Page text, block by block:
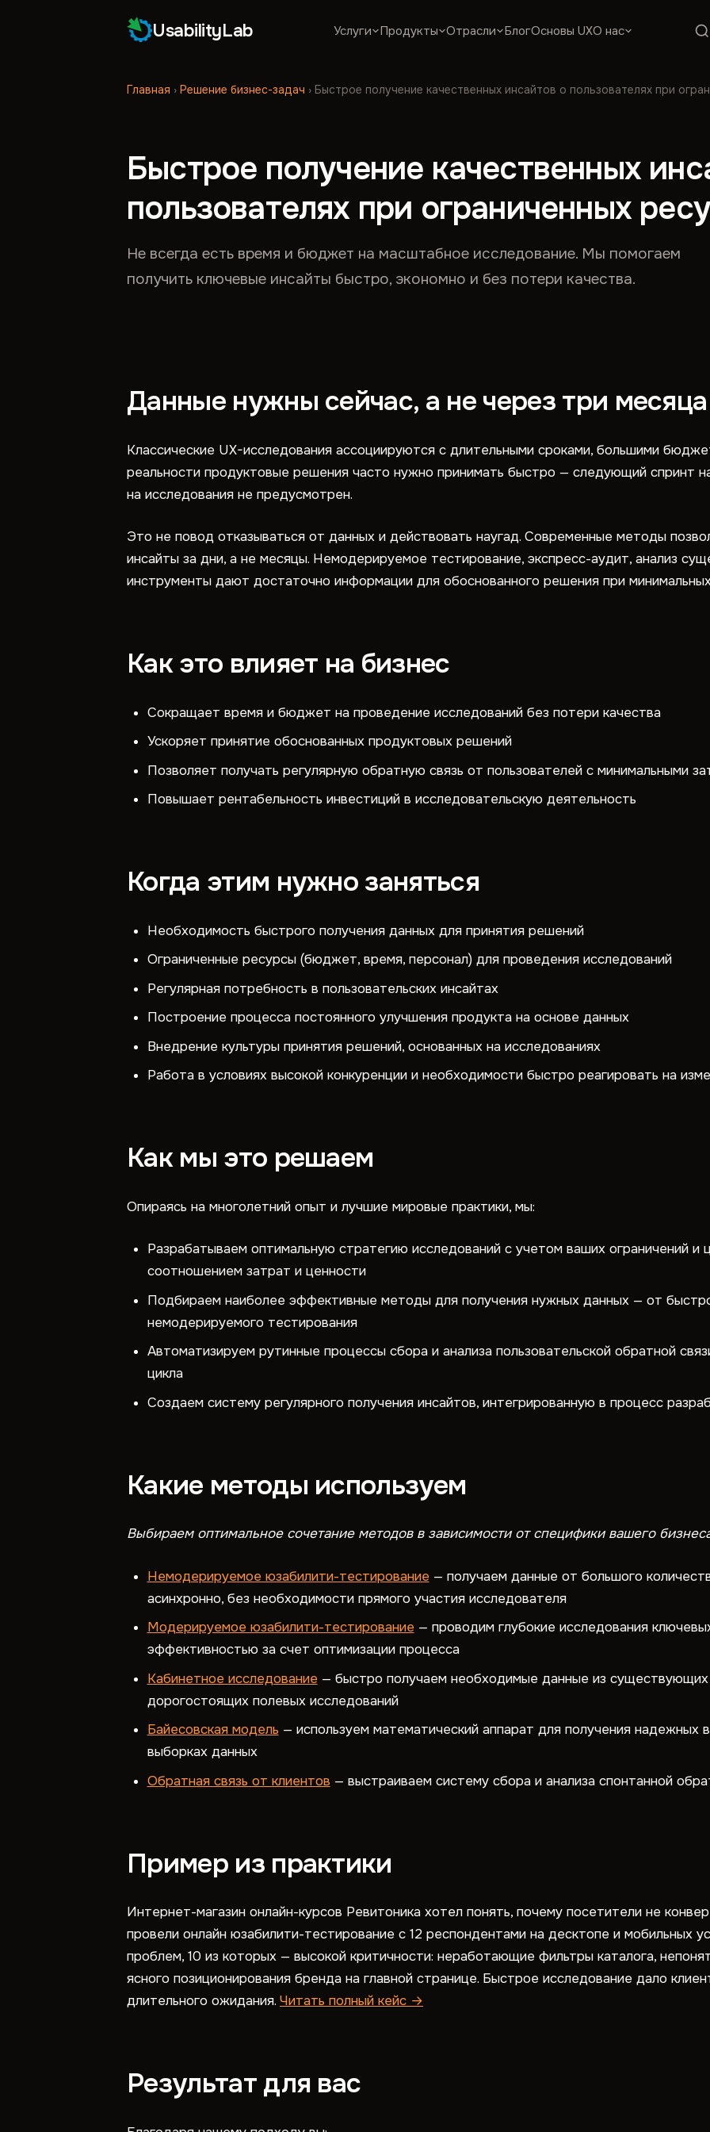
UsabilityLab Услуги Продукты Отрасли БлогОсновы UXО нас
Главная › Решение бизнес-задач › Быстрое получение качественных инсайтов о пользователях при
Быстрое получение качественных
пользователях при ограниченных
Не всегда есть время и бюджет на масштабное исследование. Мы помогаем
получить ключевые инсайты быстро, экономно и без потери качества.
Данные нужны сейчас, а не через три месяца
Классические UX-исследования ассоциируются с длительными сроками, большими
реальности продуктовые решения часто нужно принимать быстро — следующий спринт
на исследования не предусмотрен.
Это не повод отказываться от данных и действовать наугад. Современные методы
инсайты за дни, а не месяцы. Немодерируемое тестирование, экспресс-аудит, анализ
инструменты дают достаточно информации для обоснованного решения при
Как это влияет на бизнес
Сокращает время и бюджет на проведение исследований без потери качества
Ускоряет принятие обоснованных продуктовых решений
Позволяет получать регулярную обратную связь от пользователей с минимальными
Повышает рентабельность инвестиций в исследовательскую деятельность
Когда этим нужно заняться
Необходимость быстрого получения данных для принятия решений
Ограниченные ресурсы (бюджет, время, персонал) для проведения исследований
Регулярная потребность в пользовательских инсайтах
Построение процесса постоянного улучшения продукта на основе данных
Внедрение культуры принятия решений, основанных на исследованиях
Работа в условиях высокой конкуренции и необходимости быстро реагировать на
Как мы это решаем
Опираясь на многолетний опыт и лучшие мировые практики, мы:
Разрабатываем оптимальную стратегию исследований с учетом ваших ограничений
соотношением затрат и ценности
Подбираем наиболее эффективные методы для получения нужных данных — от
немодерируемого тестирования
Автоматизируем рутинные процессы сбора и анализа пользовательской обратной
цикла
Создаем систему регулярного получения инсайтов, интегрированную в процесс
Какие методы используем
Выбираем оптимальное сочетание методов в зависимости от специфики вашего
Немодерируемое юзабилити-тестирование — получаем данные от большого
асинхронно, без необходимости прямого участия исследователя
Модерируемое юзабилити-тестирование — проводим глубокие исследования
эффективностью за счет оптимизации процесса
Кабинетное исследование — быстро получаем необходимые данные из существующих
дорогостоящих полевых исследований
Байесовская модель — используем математический аппарат для получения
выборках данных
Обратная связь от клиентов — выстраиваем систему сбора и анализа спонтанной
Пример из практики
Интернет-магазин онлайн-курсов Ревитоника хотел понять, почему посетители не
провели онлайн юзабилити-тестирование с 12 респондентами на десктопе и мобильных
проблем, 10 из которых — высокой критичности: неработающие фильтры каталога,
ясного позиционирования бренда на главной странице. Быстрое исследование дало
длительного ожидания. Читать полный кейс →
Результат для вас